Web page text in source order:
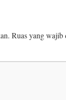
Ruas yang